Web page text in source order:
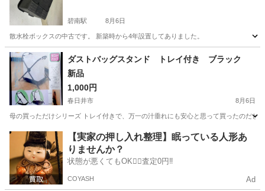
碧南駅 8月6日
散水栓ボックスの中古です。 新築時から4年設置してありました。
愛知 碧南市 碧南駅 その他 ボックス
ダストバッグスタンド トレイ付き ブラック
新品
1,000円
春日井市 8月6日
母の買っただけシリーズ トレイ付きで、万一の汁垂れにも安心と思って買ったのだ
愛知 春日井市 掃除用具 新品
【実家の押し入れ整理】眠っている人形あ
りませんか？
状態が悪くてもOK🙆‍♀️査定0円‼️
COYASH Ad